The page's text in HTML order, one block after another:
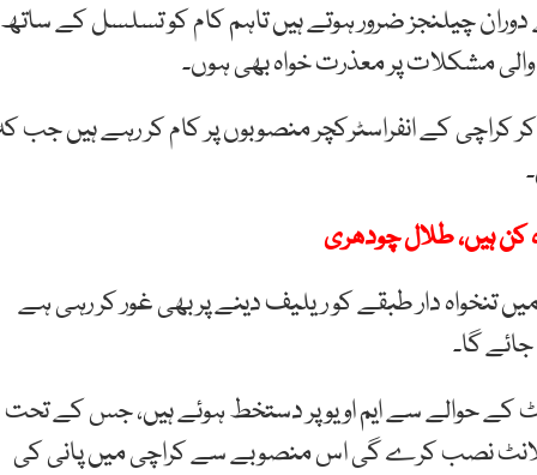
چیلنجز ضرور ہوتے ہیں تاہم کام کو تسلسل کے ساتھ
مشکلات پر معذرت خواہ بھی ہوں۔
کراچی کے انفراسٹرکچر منصوبوں پر کام کر رہے ہیں جب
ہیں، طلال چودھری
تنخواہ دار طبقے کو ریلیف دینے پر بھی غور کر رہی ہے
گا۔
کے حوالے سے ایم او یو پر دستخط ہوئے ہیں، جس کے تحت
پلانٹ نصب کرے گی اس منصوبے سے کراچی میں پانی کی